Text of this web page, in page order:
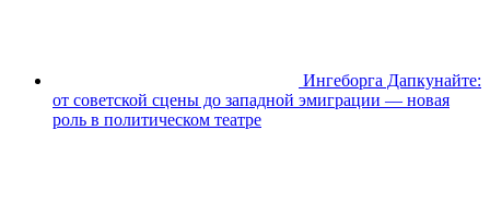
Ингеборга Дапкунайте:
от советской сцены до западной эмиграции — новая
роль в политическом театре